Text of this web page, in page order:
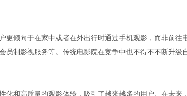
更倾向于在家中或者在外出行时通过手机观影，而非前往
制影视服务等。传统电影院在竞争中也不得不不断升级
化和高质量的观影体验，吸引了越来越多的用户。在未来